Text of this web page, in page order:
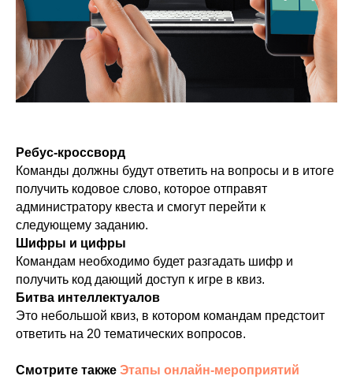
Ребус-кроссворд
Команды должны будут ответить на вопросы и в итоге
получить кодовое слово, которое отправят
администратору квеста и смогут перейти к
следующему заданию.
Шифры и цифры
Командам необходимо будет разгадать шифр и
получить код дающий доступ к игре в квиз.
Битва интеллектуалов
Это небольшой квиз, в котором командам предстоит
ответить на 20 тематических вопросов.
Смотрите также Этапы онлайн-мероприятий